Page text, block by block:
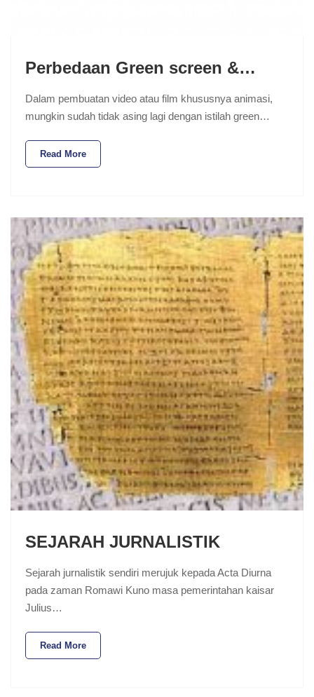
Perbedaan Green screen &…
Dalam pembuatan video atau film khususnya animasi,
mungkin sudah tidak asing lagi dengan istilah green…
Read More
SEJARAH JURNALISTIK
Sejarah jurnalistik sendiri merujuk kepada Acta Diurna
pada zaman Romawi Kuno masa pemerintahan kaisar
Julius…
Read More